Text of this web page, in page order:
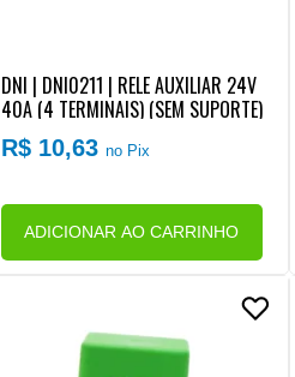
DNI | DNI0211 | RELE AUXILIAR 24V
40A (4 TERMINAIS) (SEM SUPORTE)
R$ 10,63 no Pix
ADICIONAR AO CARRINHO